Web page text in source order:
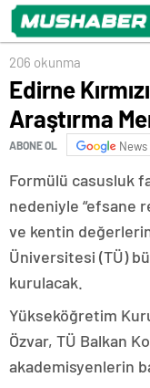
206 okunma
Edirne
Araştırma
ABONE OL News
Formülü casusluk
nedeniyle “efsane
ve kentin
Üniversitesi (TÜ)
kurulacak.
Yükseköğretim
Özvar, TÜ Balkan
akademisyenlerin